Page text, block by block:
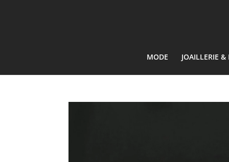
MODE JOAILLERIE